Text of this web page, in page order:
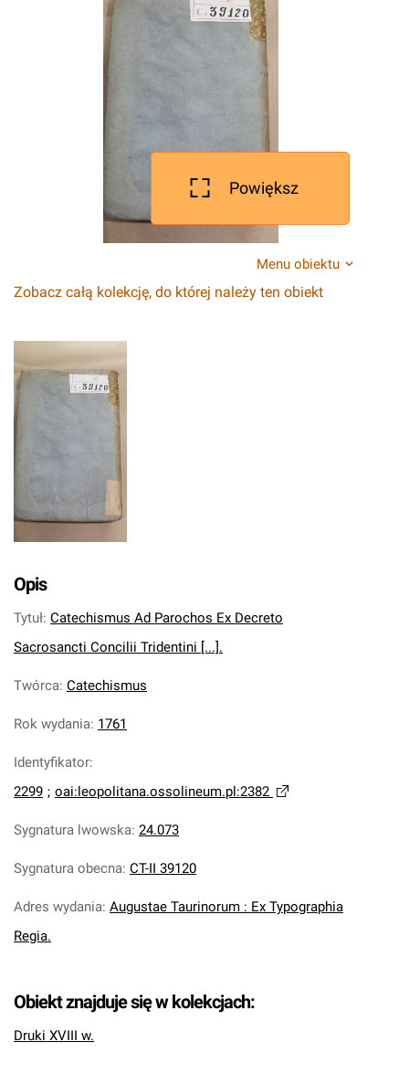
Powiększ
Menu obiektu
Zobacz całą kolekcję, do której należy ten obiekt
Opis
Tytuł: Catechismus Ad Parochos Ex Decreto
Sacrosancti Concilii Tridentini [...].
Twórca: Catechismus
Rok wydania: 1761
Identyfikator:
2299 ; oai:leopolitana.ossolineum.pl:2382
Sygnatura lwowska: 24.073
Sygnatura obecna: CT-II 39120
Adres wydania: Augustae Taurinorum : Ex Typographia
Regia.
Obiekt znajduje się w kolekcjach:
Druki XVIII w.